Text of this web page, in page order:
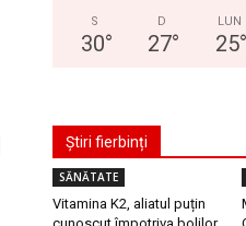
S
30°
D
27°
LUN
25°
Știri fierbinți
SĂNĂTATE
Vitamina K2, aliatul puțin